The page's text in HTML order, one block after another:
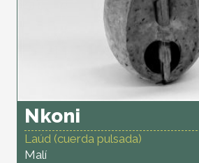
Nkoni
Laúd (cuerda pulsada)
Malí